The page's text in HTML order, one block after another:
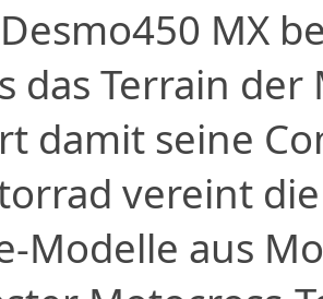
MX
das Terrain
damit seine
vereint
Modelle aus